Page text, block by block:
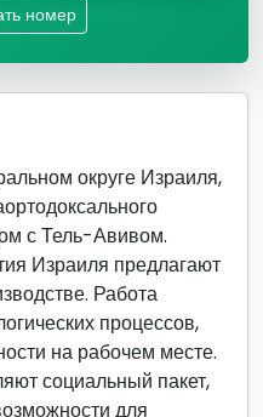
номер
округе Израиля,
с Тель-Авивом.
Израиля предлагают
Работа
процессов,
на рабочем месте.
социальный пакет,
для